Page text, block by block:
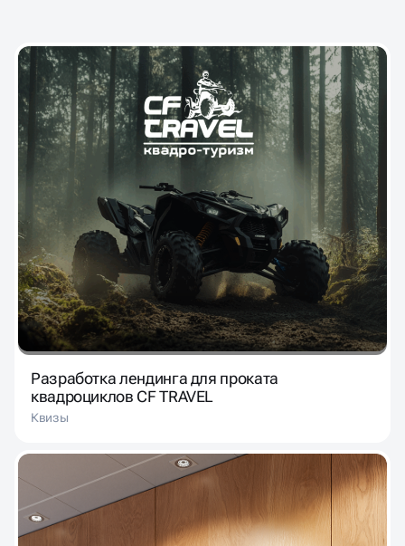
Разработка лендинга для проката
квадроциклов CF TRAVEL
Квизы